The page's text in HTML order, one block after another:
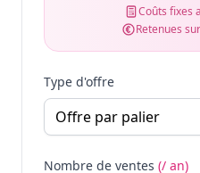
Coûts fixes
Retenues
Type d'offre
Nombre de ventes (/ an)